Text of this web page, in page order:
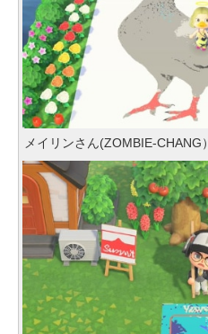
メイリンさん(ZOMBIE-CHANG）